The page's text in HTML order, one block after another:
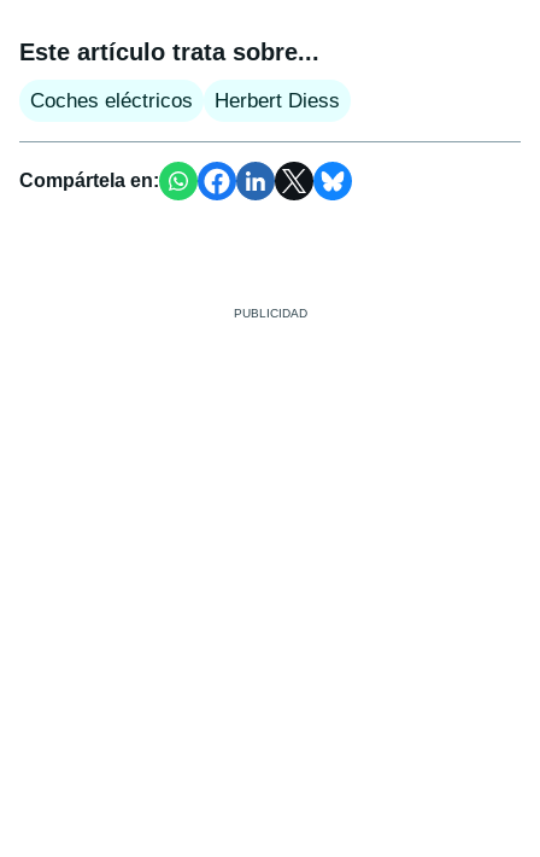
Este artículo trata sobre...
Coches eléctricos Herbert Diess
Compártela en: